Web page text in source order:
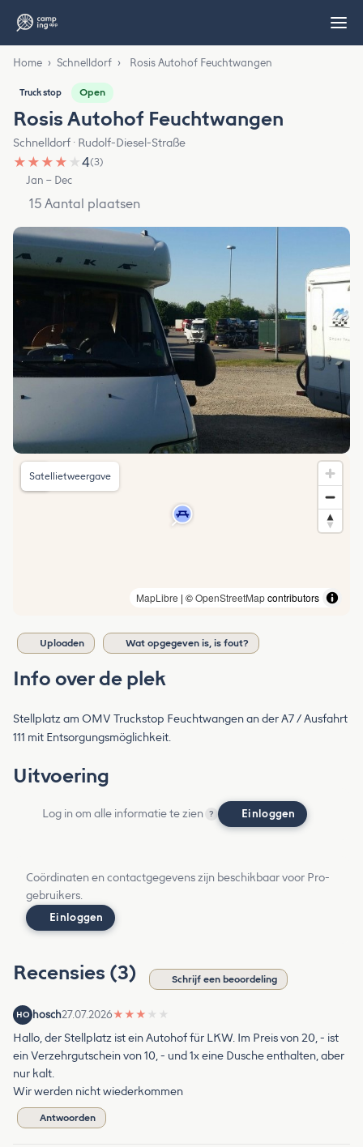
Home › Schnelldorf › Rosis Autohof Feuchtwangen
Truck stop Open
Rosis Autohof Feuchtwangen
Schnelldorf · Rudolf-Diesel-Straße
★ ★ ★ ★ ★4(3)
Jan – Dec
15 Aantal plaatsen
MapLibre | ©OpenStreetMapcontributors
Satellietweergave
Uploaden Wat opgegeven is, is fout?
Info over de plek
Stellplatz am OMV Truckstop Feuchtwangen an der A7 / Ausfahrt
111 mit Entsorgungsmöglichkeit.
Uitvoering
Log in om alle informatie te zien ? Einloggen
Coördinaten en contactgegevens zijn beschikbaar voor Pro-
gebruikers.
Einloggen
Recensies (3) Schrijf een beoordeling
HO hosch27.07.2026★ ★ ★ ★ ★
Hallo, der Stellplatz ist ein Autohof für LKW. Im Preis von 20, - ist
ein Verzehrgutschein von 10, - und 1x eine Dusche enthalten, aber
nur kalt.
Wir werden nicht wiederkommen
Antwoorden